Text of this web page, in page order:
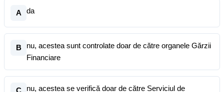
A da
B
nu, acestea sunt controlate doar de către organele Gărzii
Financiare
C
nu, acestea se verifică doar de către Serviciul de